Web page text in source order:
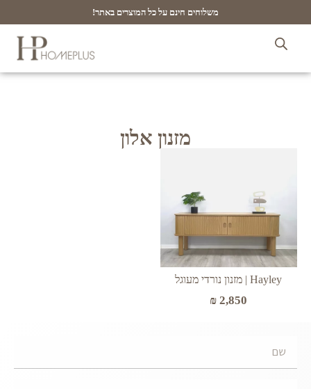
משלוחים חינם על כל המוצרים באתר!
מזנון אלון
Hayley | מזנון נורדי מעוגל
₪ 2,850